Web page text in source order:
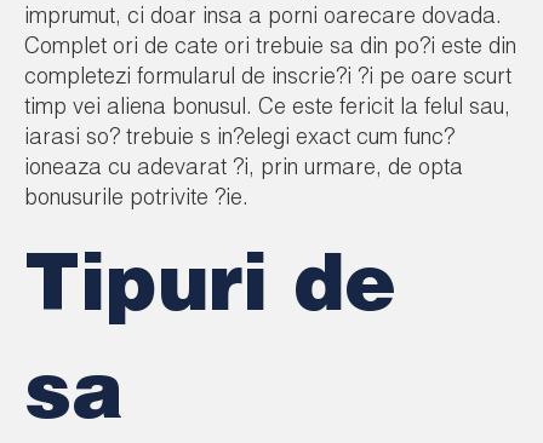
imprumut, ci doar insa a porni oarecare dovada.
Complet ori de cate ori trebuie sa din po?i este din
completezi formularul de inscrie?i ?i pe oare scurt
timp vei aliena bonusul. Ce este fericit la felul sau,
iarasi so? trebuie s in?elegi exact cum func?
ioneaza cu adevarat ?i, prin urmare, de opta
bonusurile potrivite ?ie.
Tipuri de
sa